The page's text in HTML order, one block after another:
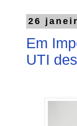
26
Em
UTI